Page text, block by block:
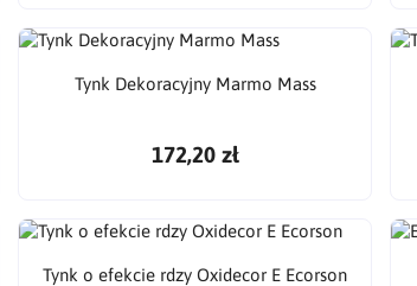
Tynk Dekoracyjny Marmo Mass
172,20 zł
Tynk o efekcie rdzy Oxidecor E Ecorson